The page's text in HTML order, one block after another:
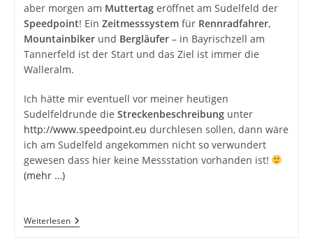
aber morgen am Muttertageröffnet am Sudelfeld der
Speedpoint! Ein Zeitmesssystemfür Rennradfahrer,
Mountainbikerund Bergläufer– in Bayrischzell am
Tannerfeld ist der Start und das Ziel ist immer die
Walleralm.
Ich hätte mir eventuell vor meiner heutigen
Sudelfeldrunde die Streckenbeschreibungunter
http://www.speedpoint.eu durchlesen sollen, dann wäre
ich am Sudelfeld angekommen nicht so verwundert
gewesen dass hier keine Messstation vorhanden ist!
(mehr …)
Weiterlesen8.
Mai